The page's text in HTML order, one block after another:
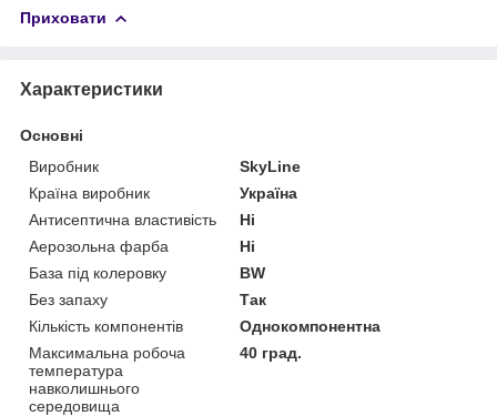
Приховати
Характеристики
Основні
Виробник
SkyLine
Країна виробник
Україна
Антисептична властивість
Ні
Аерозольна фарба
Ні
База під колеровку
BW
Без запаху
Так
Кількість компонентів
Однокомпонентна
Максимальна робоча
температура
навколишнього
середовища
40 град.